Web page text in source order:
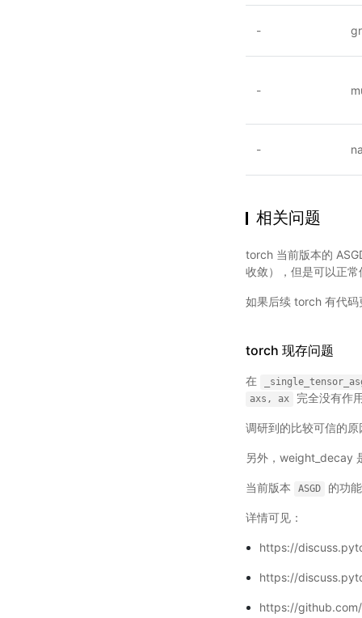
-
-
-
相关问题
torch 当前版本的
收敛），但是可以正
如果后续 torch 有代
torch 现存问题
在
axs,
ax 完全没有作
调研到的比较可信的
另外，weight_decay
当前版本 ASGD 的功
详情可见：
https://
https://
https://